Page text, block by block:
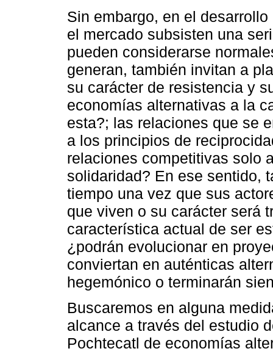
Sin embargo, en el
el mercado subsisten una
pueden considerarse
generan, también invitan a
su carácter de resistencia y
economías alternativas a la
esta?; las relaciones que se
a los principios de
relaciones competitivas solo
solidaridad? En ese sentido,
tiempo una vez que sus
que viven o su carácter será
característica actual de ser
¿podrán evolucionar en
conviertan en auténticas
hegemónico o terminarán
Buscaremos en alguna
alcance a través del estudio
Pochtecatl de economías